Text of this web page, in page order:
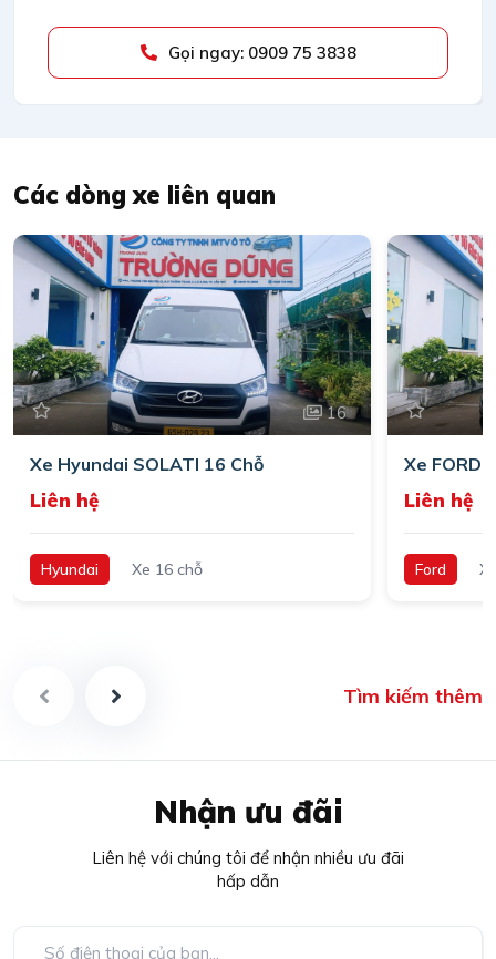
Gọi ngay: 0909 75 3838
Các dòng xe liên quan
16
Xe Hyundai SOLATI 16 Chỗ
Liên hệ
Hyundai Xe 16 chỗ
Xe FORD
Liên hệ
Ford
Tìm kiếm thêm
Nhận ưu đãi
Liên hệ với chúng tôi để nhận nhiều ưu đãi
hấp dẫn